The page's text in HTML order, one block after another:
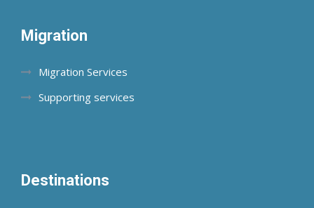
Migration
Migration Services
Supporting services
Destinations